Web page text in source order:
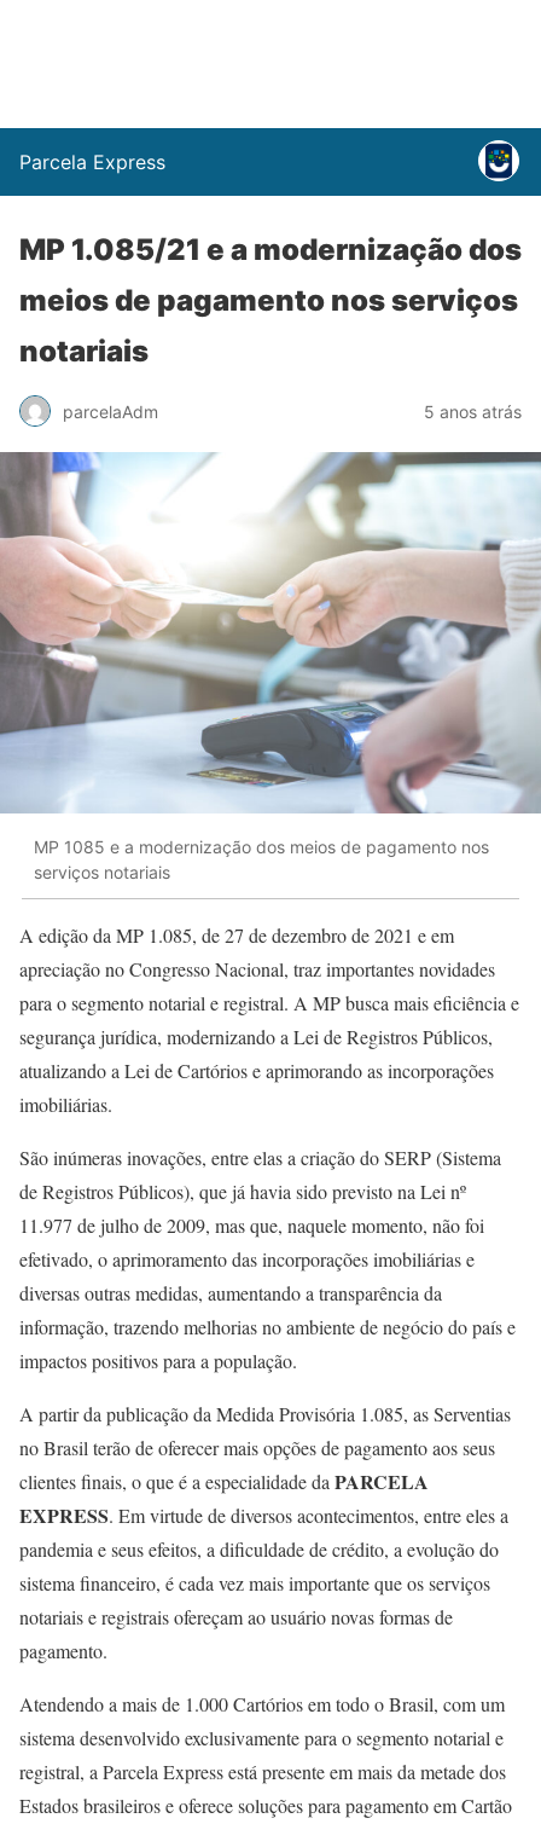
Parcela Express
MP 1.085/21 e a modernização dos
meios de pagamento nos serviços
notariais
parcelaAdm 5 anos atrás
MP 1085 e a modernização dos meios de pagamento nos
serviços notariais
A edição da MP 1.085, de 27 de dezembro de 2021 e em
apreciação no Congresso Nacional, traz importantes novidades
para o segmento notarial e registral. A MP busca mais eficiência e
segurança jurídica, modernizando a Lei de Registros Públicos,
atualizando a Lei de Cartórios e aprimorando as incorporações
imobiliárias.
São inúmeras inovações, entre elas a criação do SERP (Sistema
de Registros Públicos), que já havia sido previsto na Lei nº
11.977 de julho de 2009, mas que, naquele momento, não foi
efetivado, o aprimoramento das incorporações imobiliárias e
diversas outras medidas, aumentando a transparência da
informação, trazendo melhorias no ambiente de negócio do país e
impactos positivos para a população.
A partir da publicação da Medida Provisória 1.085, as Serventias
no Brasil terão de oferecer mais opções de pagamento aos seus
clientes finais, o que é a especialidade da PARCELA
EXPRESS. Em virtude de diversos acontecimentos, entre eles a
pandemia e seus efeitos, a dificuldade de crédito, a evolução do
sistema financeiro, é cada vez mais importante que os serviços
notariais e registrais ofereçam ao usuário novas formas de
pagamento.
Atendendo a mais de 1.000 Cartórios em todo o Brasil, com um
sistema desenvolvido exclusivamente para o segmento notarial e
registral, a Parcela Express está presente em mais da metade dos
Estados brasileiros e oferece soluções para pagamento em Cartão